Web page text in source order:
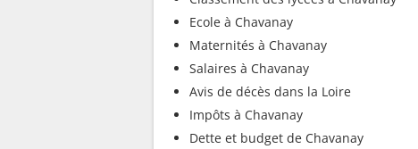
Ecole à Chavanay
Maternités à Chavanay
Salaires à Chavanay
Avis de décès dans la Loire
Impôts à Chavanay
Dette et budget de Chavanay